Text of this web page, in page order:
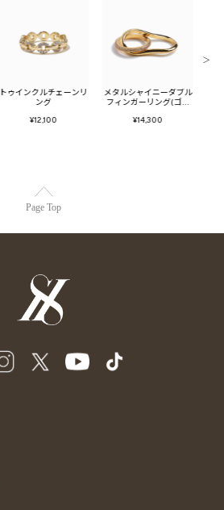
トゥインクルチェーンリ
ング
¥12,100
メタルシャイニーダブル
フィンガーリング(ゴー
¥14,300
＞
Page Top